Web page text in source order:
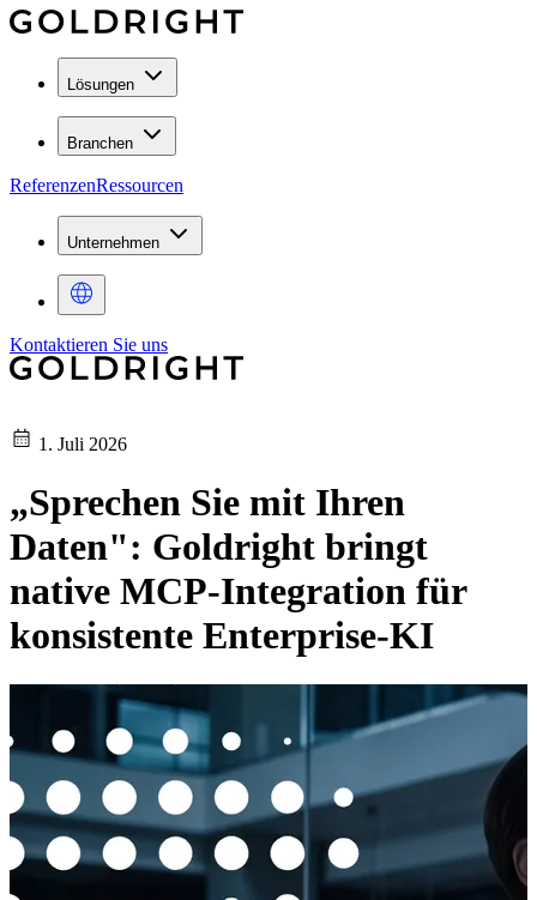
Lösungen
Branchen
ReferenzenRessourcen
Unternehmen
Kontaktieren Sie uns
1. Juli 2026
„Sprechen Sie mit Ihren
Daten": Goldright bringt
native MCP-Integration für
konsistente Enterprise-KI